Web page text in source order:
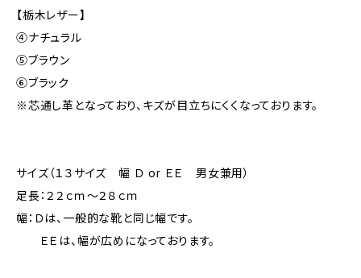
【栃木レザー】
④ナチュラル
➄ブラウン
⑥ブラック
※芯通し革となっており、キズが目立ちにくくなっております。
サイズ（１３サイズ 幅 Ｄ or ＥＥ 男女兼用）
足長：２２ｃｍ～２８ｃｍ
幅：Ｄは、一般的な靴と同じ幅です。
ＥＥは、幅が広めになっております。